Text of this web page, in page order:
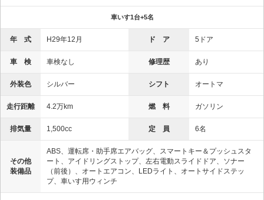
車いす1台+5名
年 式 H29年12月 ド ア 5ドア
車 検 車検なし 修理歴 あり
外装色 シルバー シフト オートマ
走行距離 4.2万km 燃 料 ガソリン
排気量 1,500cc 定 員 6名
その他
装備品
ABS、運転席・助手席エアバッグ、スマートキー＆プッシュスタ
ート、アイドリングストップ、左右電動スライドドア、ソナー
（前後）、オートエアコン、LEDライト、オートサイドステッ
プ、車いす用ウィンチ